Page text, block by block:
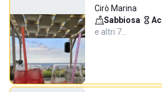
Cirò Marina
Sabbiosa·
e altri 7…